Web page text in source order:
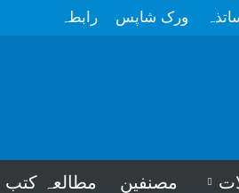
ورک شاپس رابطہ
مصنفین مطالعہ کتب